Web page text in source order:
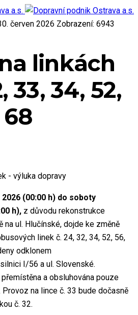
červen 2026 Zobrazení: 6943
linkách
33, 34, 52,
68
(00:00 h) do soboty
h), z důvodu rekonstrukce
ul. Hlučínské, dojde ke změně
linek č. 24, 32, 34, 52, 56,
odklonem
I/56 a ul. Slovenské.
a obsluhována pouze
na lince č. 33 bude dočasně
č. 32.